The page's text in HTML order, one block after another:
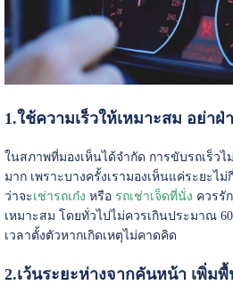
1.ใช้ความเร็วให้เหมาะสม อย่า
ในสภาพที่มองเห็นได้จำกัด การขับรถเร็วไม่
มาก เพราะบางครั้งเรามองเห็นแค่ระยะไ
ว่าจะเช่ารถเก๋ง หรือ รถเช่าเจ็ดที่นั่ง ควรรั
เหมาะสม โดยทั่วไปไม่ควรเกินประมาณ
เวลาตั้งตัวหากเกิดเหตุไม่คาดคิด
2.เว้นระยะห่างจากคันหน้า เพิ่ม